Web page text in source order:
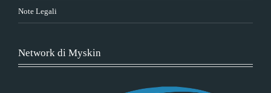
Note Legali
Network di Myskin